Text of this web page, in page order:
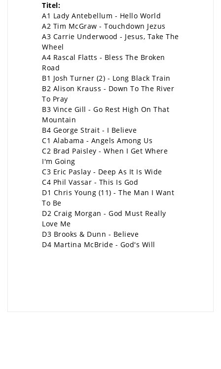
Titel:
A1 Lady Antebellum - Hello World
A2 Tim McGraw - Touchdown Jezus
A3 Carrie Underwood - Jesus, Take The
Wheel
A4 Rascal Flatts - Bless The Broken
Road
B1 Josh Turner (2) - Long Black Train
B2 Alison Krauss - Down To The River
To Pray
B3 Vince Gill - Go Rest High On That
Mountain
B4 George Strait - I Believe
C1 Alabama - Angels Among Us
C2 Brad Paisley - When I Get Where
I'm Going
C3 Eric Paslay - Deep As It Is Wide
C4 Phil Vassar - This Is God
D1 Chris Young (11) - The Man I Want
To Be
D2 Craig Morgan - God Must Really
Love Me
D3 Brooks & Dunn - Believe
D4 Martina McBride - God's Will